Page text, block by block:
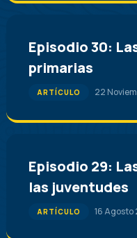
Episodio 30:
primarias
ARTÍCULO 22
Episodio 29:
las juventudes
ARTÍCULO 16 Agosto